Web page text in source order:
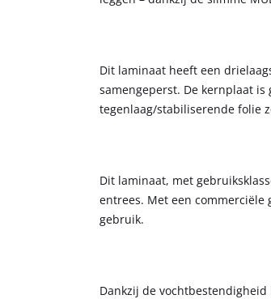
Dit laminaat heeft een
samengeperst. De kernplaat
tegenlaag/stabiliserende folie
Dit laminaat, met
entrees. Met een commerciële
gebruik.
Dankzij de